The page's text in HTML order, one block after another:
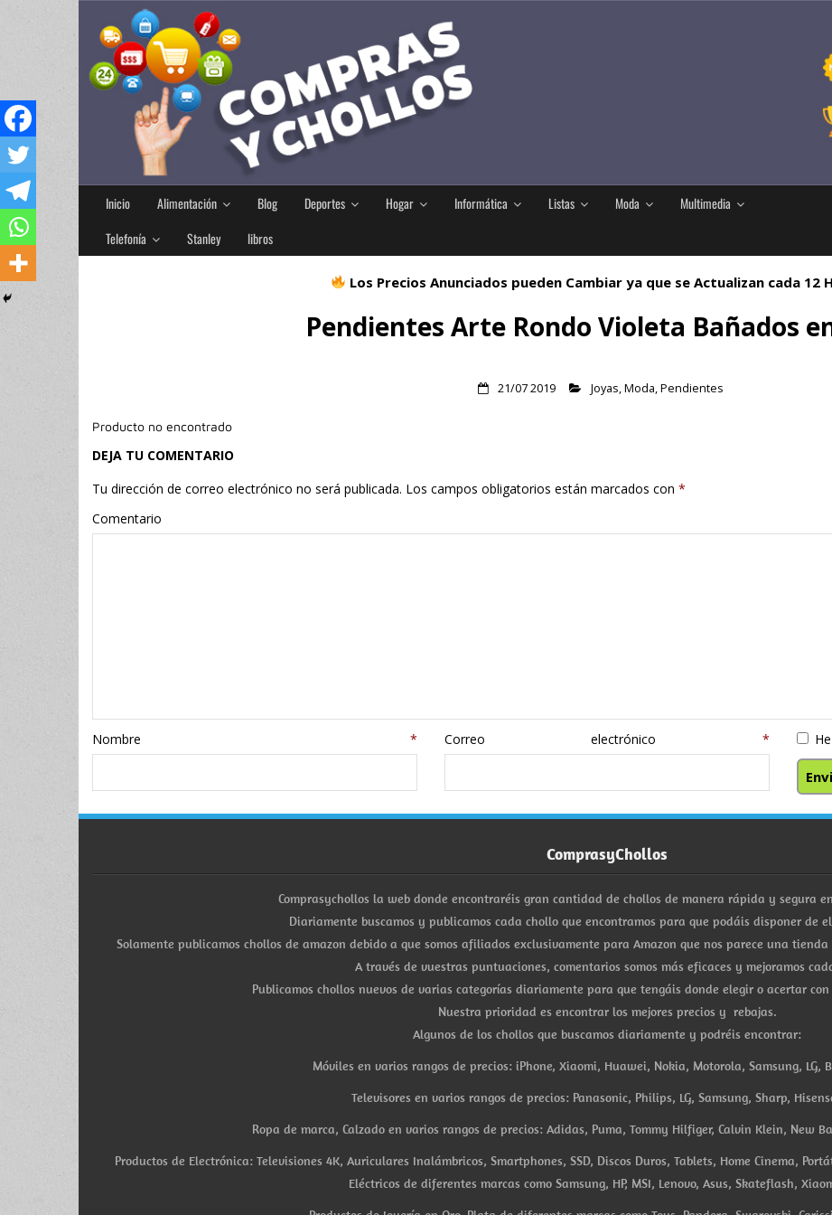
Inicio Alimentación Blog Deportes Hogar Informática Listas Moda
Multimedia
Telefonía
Stanley libros
Los Precios Anunciados pueden Cambiar ya que se Actualizan cada 12
Pendientes Arte Rondo Violeta Bañados
21/07 2019 Joyas,Moda,Pendientes
Producto no encontrado
DEJA TU COMENTARIO
Tu dirección de correo electrónico no será publicada. Los campos obligatorios están marcados con *
Comentario
Nombre* Correo electrónico*
ComprasyChollos
Comprasychollos la web donde encontraréis gran cantidad de chollos de manera rápida y segura
Diariamente buscamos y publicamos cada chollo que encontramos para que podáis disponer de
Solamente publicamos chollos de amazon debido a que somos afiliados exclusivamente para Amazon que nos parece una
A través de vuestras puntuaciones, comentarios somos más eficaces y mejoramos
Publicamos chollos nuevos de varias categorías diariamente para que tengáis donde elegir o acertar
Nuestra prioridad es encontrar los mejores precios y rebajas.
Algunos de los chollos que buscamos diariamente y podréis encontrar:
Móviles en varios rangos de precios: iPhone, Xiaomi, Huawei, Nokia, Motorola, Samsung, LG,
Televisores en varios rangos de precios: Panasonic, Philips, LG, Samsung, Sharp,
Ropa de marca, Calzado en varios rangos de precios: Adidas, Puma, Tommy Hilfiger, Calvin Klein, New
Productos de Electrónica: Televisiones 4K, Auriculares Inalámbricos, Smartphones, SSD, Discos Duros, Tablets, Home Cinema,
Eléctricos de diferentes marcas como Samsung, HP, MSI, Lenovo, Asus, Skateflash,